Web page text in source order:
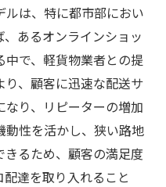
は、特に都市部におい
あるオンラインショッ
で、軽貨物業者との提
、顧客に迅速な配送サ
り、リピーターの増加
動性を活かし、狭い路地
るため、顧客の満足度
達を取り入れること